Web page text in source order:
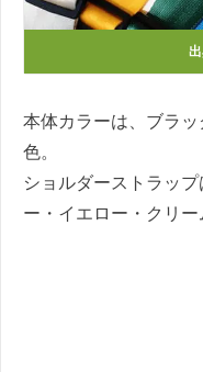
出
本体カラーは、ブラ
色。
ショルダーストラッ
ー・イエロー・クリー